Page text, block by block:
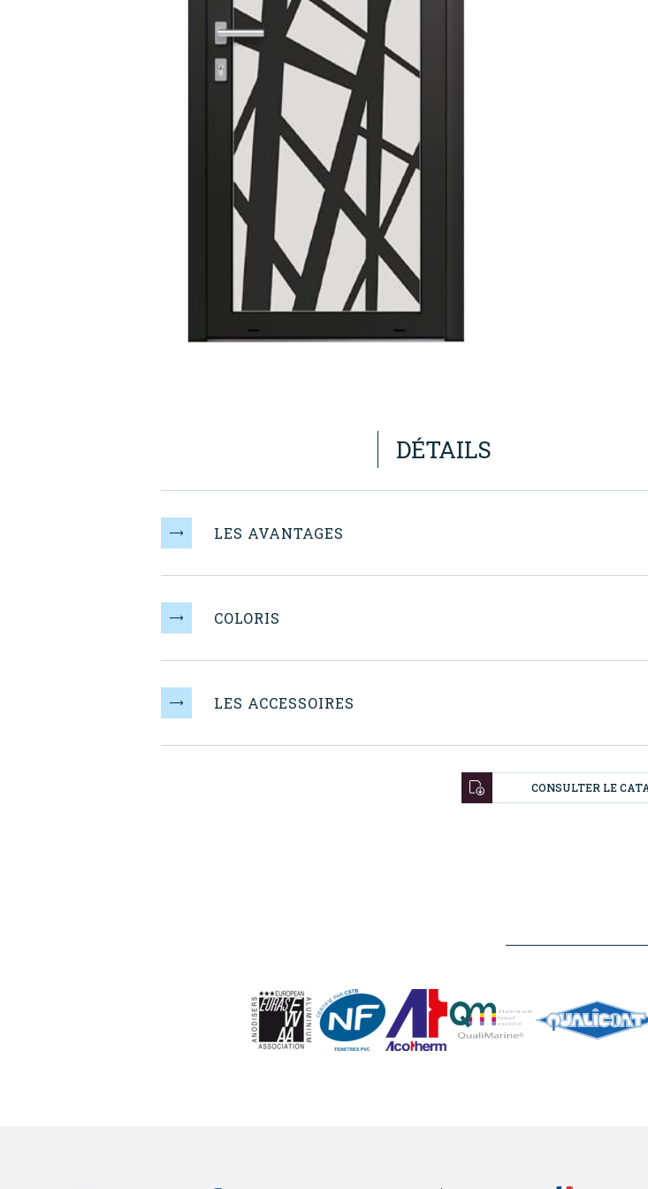
DÉTAILS
LES AVANTAGES
COLORIS
LES ACCESSOIRES
CONSULTER LE